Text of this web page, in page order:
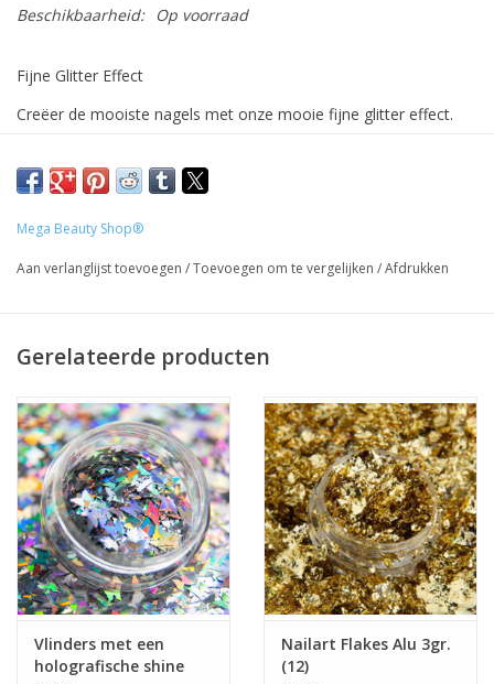
Beschikbaarheid:
Op voorraad
Fijne Glitter Effect
Creëer de mooiste nagels met onze mooie fijne glitter effect.
overloop te maken met bijvoorbeeld gel of acryl. Ook is het
Mega Beauty Shop®
Aan verlanglijst toevoegen /Toevoegen om te vergelijken /Afdrukken
Gerelateerde producten
Vlinders met een
holografische shine
Nailart Flakes Alu 3gr.
(12)